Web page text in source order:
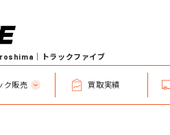
｜トラックファイブ
ク販売 買取実績